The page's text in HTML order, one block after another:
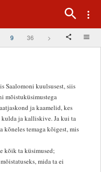
9 36 >
Saalomoni kuulsusest, siis
mõistuküsimustega
ja kaamelid, kes
ja kalliskive. Ja kui ta
kõneles temaga kõigest, mis
kõik ta küsimused;
mida ta ei